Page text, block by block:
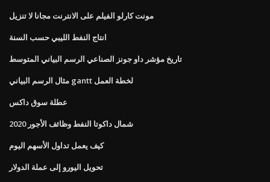
مونت كارلو الفيلم على الانترنت مجانا لا تنزيل
انتاج النفط الليبي حسب السنة
تاريخ مؤشر داو جونز الصناعي الرسم البياني المتوسط
مثال الرسم البياني gantt لخطة العمل
عطلة سوق داكس
شمال داكوتا النفط وظائف الأجور 2020
كيف يعمل تداول الأسهم اليوم
تحويل اليورو إلى عملة الدولار